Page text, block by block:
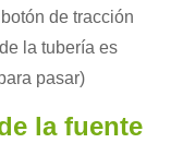
de tracción
la tubería es
pasar)
la fuente